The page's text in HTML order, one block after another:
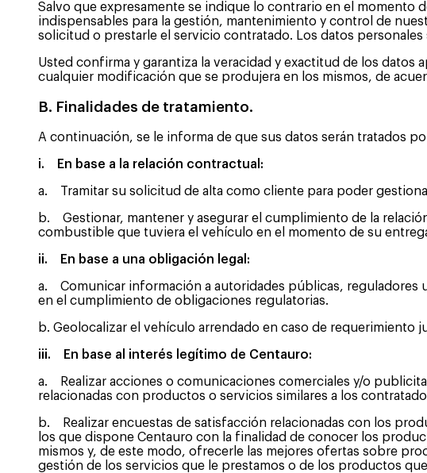
Salvo que expresamente se indique lo contrario en el momento
indispensables para la gestión, mantenimiento y control de
solicitud o prestarle el servicio contratado. Los datos
Usted confirma y garantiza la veracidad y exactitud de los datos
cualquier modificación que se produjera en los mismos, de
B. Finalidades de tratamiento.
A continuación, se le informa de que sus datos serán tratados
i. En base a la relación contractual:
a. Tramitar su solicitud de alta como cliente para poder
b. Gestionar, mantener y asegurar el cumplimiento de la
combustible que tuviera el vehículo en el momento de su
ii. En base a una obligación legal:
a. Comunicar información a autoridades públicas, reguladores
en el cumplimiento de obligaciones regulatorias.
b. Geolocalizar el vehículo arrendado en caso de
iii. En base al interés legítimo de Centauro:
a. Realizar acciones o comunicaciones comerciales y/o
relacionadas con productos o servicios similares a los
b. Realizar encuestas de satisfacción relacionadas con los
los que dispone Centauro con la finalidad de conocer los
mismos y, de este modo, ofrecerle las mejores ofertas sobre
gestión de los servicios que le prestamos o de los productos